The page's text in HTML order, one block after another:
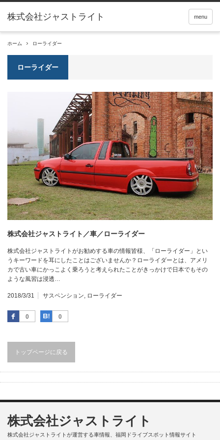
menu
ホーム ローライダー
ローライダー
株式会社ジャストライト／車／ローライダー
株式会社ジャストライトがお勧めする車の情報皆様、「ローライダー」とい
うキーワードを耳にしたことはございませんか？ローライダーとは、アメリ
カで古い車にかっこよく乗ろうと考えられたことがきっかけで日本でもその
ような風習は浸透…
2018/3/31 サスペンション, ローライダー
0
Facebook 0
はてなブックマーク
トップページに戻る
株式会社ジャストライト
株式会社ジャストライトが運営する車情報、福岡ドライブスポット情報サイト